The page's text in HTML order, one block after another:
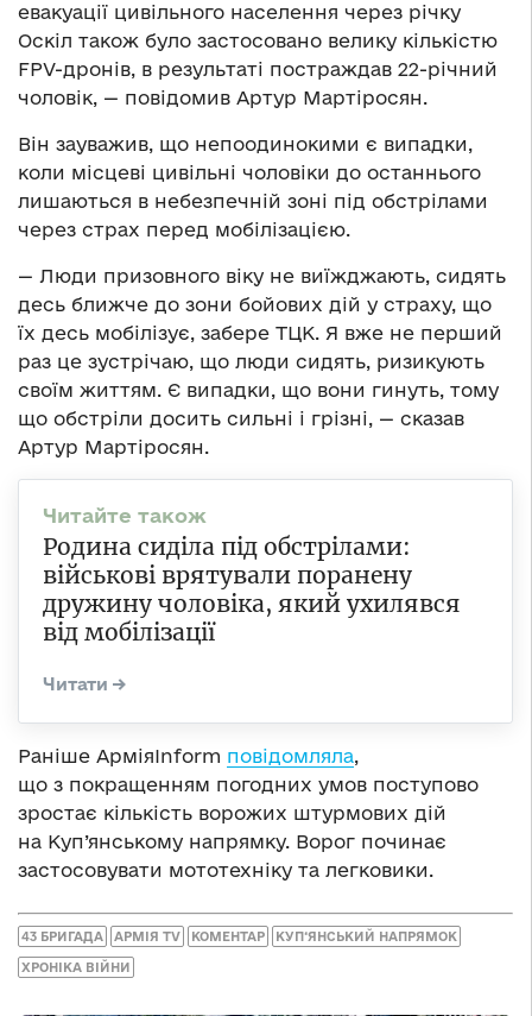
евакуації цивільного населення через річку
Оскіл також було застосовано велику кількістю
FPV-дронів, в результаті постраждав 22-річний
чоловік, — повідомив Артур Мартіросян.
Він зауважив, що непоодинокими є випадки,
коли місцеві цивільні чоловіки до останнього
лишаються в небезпечній зоні під обстрілами
через страх перед мобілізацією.
— Люди призовного віку не виїжджають, сидять
десь ближче до зони бойових дій у страху, що
їх десь мобілізує, забере ТЦК. Я вже не перший
раз це зустрічаю, що люди сидять, ризикують
своїм життям. Є випадки, що вони гинуть, тому
що обстріли досить сильні і грізні, — сказав
Артур Мартіросян.
Родина сиділа під обстрілами:
військові врятували поранену
дружину чоловіка, який ухилявся
від мобілізації
Раніше АрміяInform повідомляла,
що з покращенням погодних умов поступово
зростає кількість ворожих штурмових дій
на Куп’янському напрямку. Ворог починає
застосовувати мототехніку та легковики.
43 БРИГАДА АРМІЯ TV КОМЕНТАР КУП‘ЯНСЬКИЙ НАПРЯМОК
ХРОНІКА ВІЙНИ